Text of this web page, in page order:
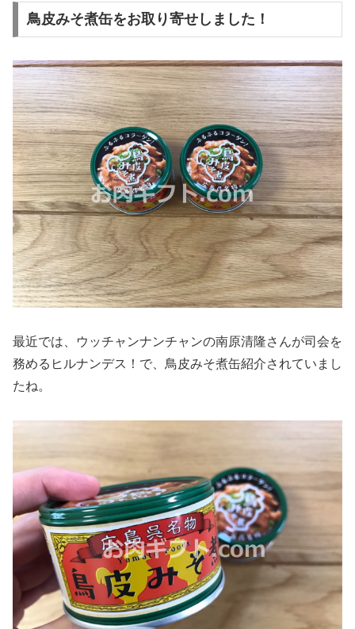
鳥皮みそ煮缶をお取り寄せしました！
最近では、ウッチャンナンチャンの南原清隆さんが司会を
務めるヒルナンデス！で、鳥皮みそ煮缶紹介されていまし
たね。